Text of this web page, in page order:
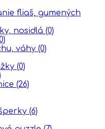
fliaš, gumených
nosidlá (0)
váhy (0)
(0)
(26)
(6)